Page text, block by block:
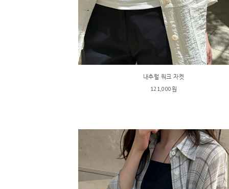
내추럴 워크 자켓
121,000원